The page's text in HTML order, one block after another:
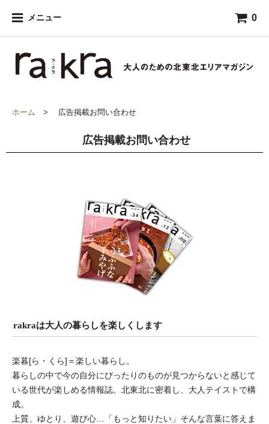
メニュー 0
ホーム > 広告掲載お問い合わせ
広告掲載お問い合わせ
rakraは大人の暮らしを楽しくします
楽暮[ら・くら]＝楽しい暮らし。
暮らしの中で今の自分にぴったりのものが見つからないと感じて
いる世代が楽しめる情報誌。北東北に密着し、大人テイストで構
成。
上質、ゆとり、遊び心…「もっと知りたい」そんな言葉に答えま